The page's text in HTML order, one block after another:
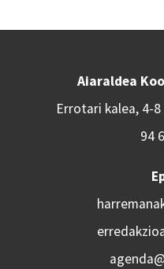
Aiaraldea
Errotari kalea, 4-
94